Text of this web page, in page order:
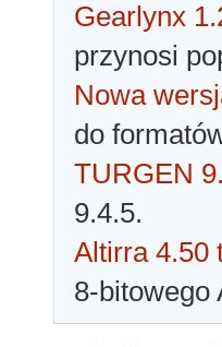
Gearlynx
przynosi
Nowa
do
TURGEN
9.4.5.
Altirra 4.50
8-bitowego